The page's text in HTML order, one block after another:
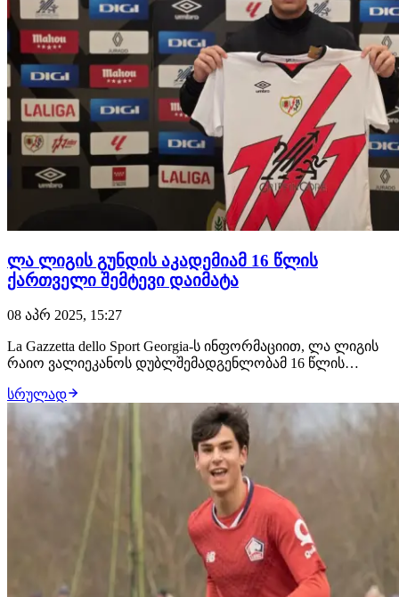
ლა ლიგის გუნდის აკადემიამ 16 წლის
ქართველი შემტევი დაიმატა
08 აპრ 2025, 15:27
La Gazzetta dello Sport Georgia-ს ინფორმაციით, ლა ლიგის
რაიო ვალიეკანოს დუბლშემადგენლობამ 16 წლის
2008 წელს დაბადებული შემტევი ნახევარმცველი
ესპანეთშია და ახალ გუნდთან 2-წლიან კონტრაქტს
მოაწერა ხელი. La Gazzetta dello Sport Georgia ინ…
სრულად